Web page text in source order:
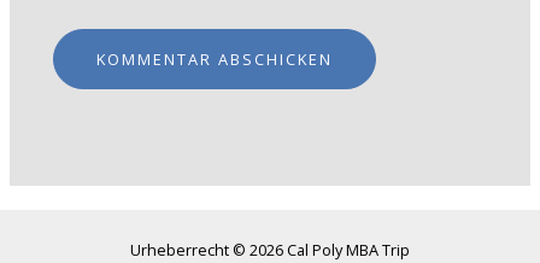
Urheberrecht © 2026 Cal Poly MBA Trip